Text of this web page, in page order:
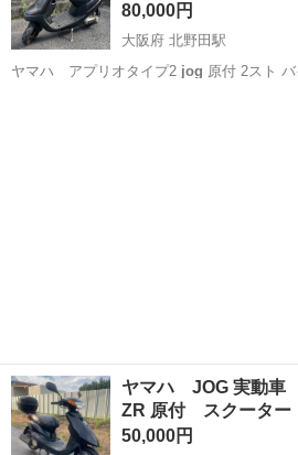
80,000円
大阪府 北野田駅
ヤマハ アプリオタイプ2 jog
ヤマハ JOG 実動車
ZR 原付 スクーター
50,000円